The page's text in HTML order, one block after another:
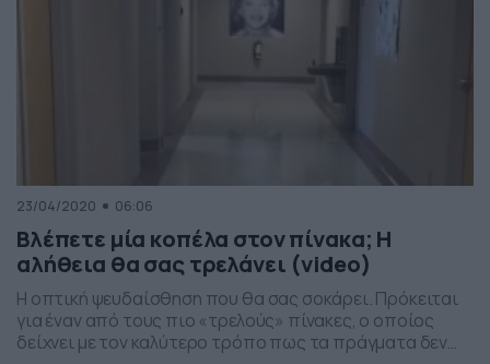
23/04/2020 06:06
Βλέπετε μία κοπέλα στον πίνακα; Η
αλήθεια θα σας τρελάνει (video)
Η οπτική ψευδαίσθηση που θα σας σοκάρει. Πρόκειται
για έναν από τους πιο «τρελούς» πίνακες, ο οποίος
δείχνει με τον καλύτερο τρόπο πως τα πράγματα δεν